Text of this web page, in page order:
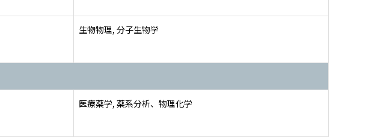
生物物理, 分子生物学
医療薬学, 薬系分析、物理化学